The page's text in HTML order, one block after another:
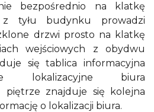
bezpośrednio na klatkę
z tyłu budynku prowadzi
drzwi prosto na klatkę
wejściowych z obydwu
się tablica informacyjna
lokalizacyjne biura
piętrze znajduje się kolejna
o lokalizacji biura.